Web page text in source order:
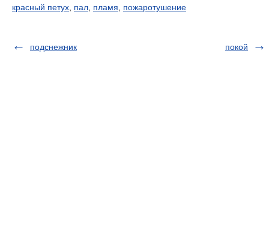
красный петух пал пламя пожаротушение
подснежник покой